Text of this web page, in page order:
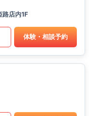
店内1F
体験・相談予約